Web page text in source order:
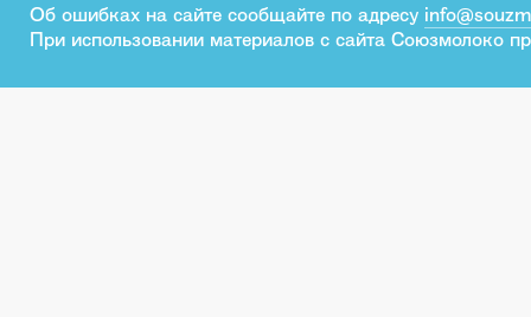
Об ошибках на сайте сообщайте по адресу
При использовании материалов с сайта Союзмолоко